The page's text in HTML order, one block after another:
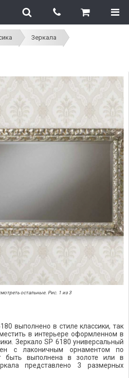
Зеркала
остальные. Рис. 1 из 3
выполнено в стиле классики, так
в интерьере оформленном в
Зеркало SP 6180 универсальный
с лаконичным орнаментом по
быть выполнена в золоте или в
представлено 3 размерных